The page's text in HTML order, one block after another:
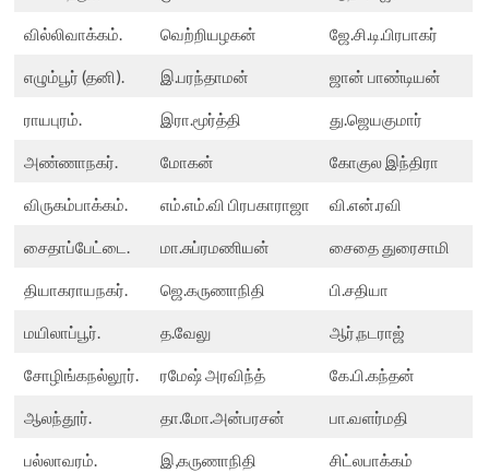
வில்லிவாக்கம். வெற்றியழகன் ஜே.சி.டி.பிரபாகர்
எழும்பூர் (தனி). இ.பரந்தாமன் ஜான் பாண்டியன்
ராயபுரம். இரா.மூர்த்தி து.ஜெயகுமார்
அண்ணாநகர். மோகன் கோகுல இந்திரா
விருகம்பாக்கம். எம்.எம்.வி பிரபகாராஜா வி.என்.ரவி
சைதாப்பேட்டை. மா.சுப்ரமணியன் சைதை துரைசாமி
தியாகராயநகர். ஜெ.கருணாநிதி பி.சதியா
மயிலாப்பூர். த.வேலு ஆர்,நடராஜ்
சோழிங்கநல்லூர். ரமேஷ் அரவிந்த் கே.பி.கந்தன்
ஆலந்தூர். தா.மோ.அன்பரசன் பா.வளர்மதி
பல்லாவரம். இ,கருணாநிதி
சிட்லபாக்கம்